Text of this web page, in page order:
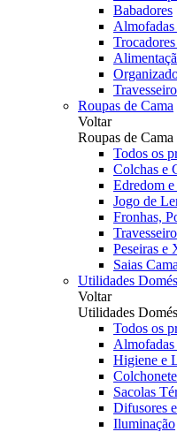
Babadores
Roupas de Cama
Voltar
Roupas de Cama
Todos os
Colchas e
Edredom
Jogo de
Fronhas,
Peseiras e
Saias
Utilidades
Voltar
Utilidades
Todos os
Higiene e
Sacolas
Difusores
Iluminação